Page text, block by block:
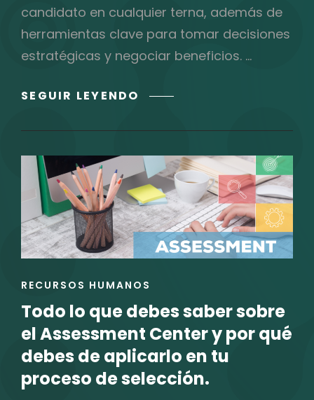
candidato en cualquier terna, además de
herramientas clave para tomar decisiones
estratégicas y negociar beneficios. …
SEGUIR LEYENDO CÓMO
EN
MERCADO
LABORAL
COMPETITIVO
Y
POTENCIAR
TU
PROFESIONAL
ENLACES
LAS
CATEGORÍAS
RECURSOS HUMANOS
Todo lo que debes saber sobre
el Assessment Center y por qué
debes de aplicarlo en tu
proceso de selección.